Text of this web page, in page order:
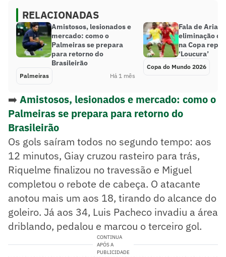
RELACIONADAS
Amistosos, lesionados e
mercado: como o
Palmeiras se prepara
para retorno do
Brasileirão
Palmeiras Há 1 mês
Fala de Arias
eliminação
na Copa
‘Loucura’
Copa do Mundo 2026
➡️ Amistosos, lesionados e mercado: como o
Palmeiras se prepara para retorno do
Brasileirão
Os gols saíram todos no segundo tempo: aos
12 minutos, Giay cruzou rasteiro para trás,
Riquelme finalizou no travessão e Miguel
completou o rebote de cabeça. O atacante
anotou mais um aos 18, tirando do alcance do
goleiro. Já aos 34, Luis Pacheco invadiu a área
driblando, pedalou e marcou o terceiro gol.
CONTINUA
APÓS A
PUBLICIDADE